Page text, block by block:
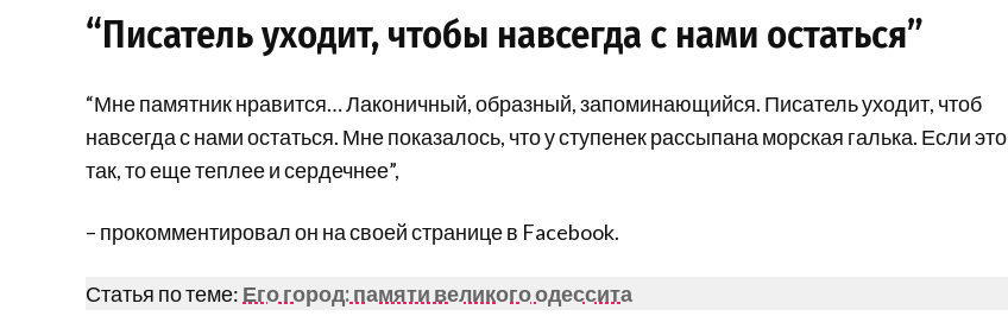
“Писатель уходит, чтобы навсегда с нами остаться”
“Мне памятник нравится… Лаконичный, образный, запоминающийся. Писатель уходит, чтоб
навсегда с нами остаться. Мне показалось, что у ступенек рассыпана морская галька. Если это
так, то еще теплее и сердечнее”,
– прокомментировал он на своей странице в Facebook.
Статья по теме: Его город: памяти великого одессита